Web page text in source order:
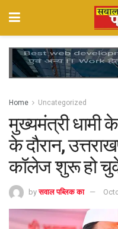
Home Uncategorized
मुख्यमंत्री धामी
के दौरान,
कॉलेज शुरू हो
by सवाल पब्लिक का